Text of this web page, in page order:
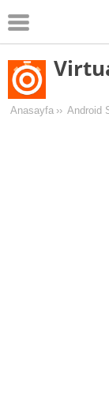
Android
Pc Oyunları
Anasayfa ›› Android